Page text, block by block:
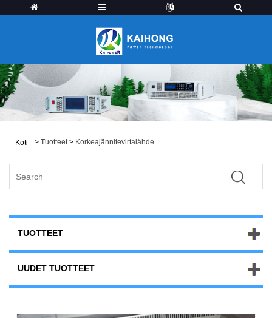
Koti > Tuotteet> Korkeajännitevirtalähde
TUOTTEET
UUDET TUOTTEET